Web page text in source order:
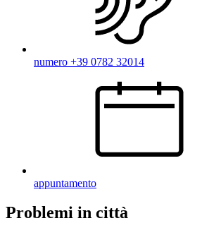
numero +39 0782 32014
appuntamento
Problemi in città